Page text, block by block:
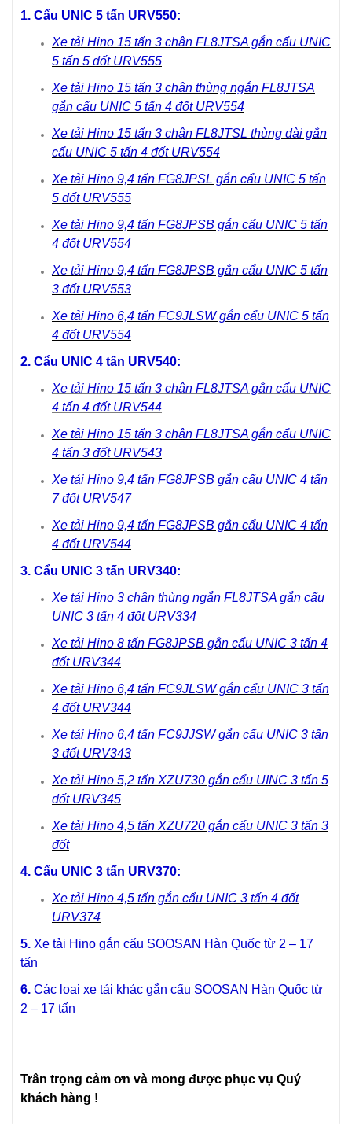
1. Cẩu UNIC 5 tấn URV550:
Xe tải Hino 15 tấn 3 chân FL8JTSA gắn cẩu UNIC
5 tấn 5 đốt URV555
Xe tải Hino 15 tấn 3 chân thùng ngắn FL8JTSA
gắn cẩu UNIC 5 tấn 4 đốt URV554
Xe tải Hino 15 tấn 3 chân FL8JTSL thùng dài gắn
cẩu UNIC 5 tấn 4 đốt URV554
Xe tải Hino 9,4 tấn FG8JPSL gắn cẩu UNIC 5 tấn
5 đốt URV555
Xe tải Hino 9,4 tấn FG8JPSB gắn cẩu UNIC 5 tấn
4 đốt URV554
Xe tải Hino 9,4 tấn FG8JPSB gắn cẩu UNIC 5 tấn
3 đốt URV553
Xe tải Hino 6,4 tấn FC9JLSW gắn cẩu UNIC 5 tấn
4 đốt URV554
2. Cẩu UNIC 4 tấn URV540:
Xe tải Hino 15 tấn 3 chân FL8JTSA gắn cẩu UNIC
4 tấn 4 đốt URV544
Xe tải Hino 15 tấn 3 chân FL8JTSA gắn cẩu UNIC
4 tấn 3 đốt URV543
Xe tải Hino 9,4 tấn FG8JPSB gắn cẩu UNIC 4 tấn
7 đốt URV547
Xe tải Hino 9,4 tấn FG8JPSB gắn cẩu UNIC 4 tấn
4 đốt URV544
3. Cẩu UNIC 3 tấn URV340:
Xe tải Hino 3 chân thùng ngắn FL8JTSA gắn cẩu
UNIC 3 tấn 4 đốt URV334
Xe tải Hino 8 tấn FG8JPSB gắn cẩu UNIC 3 tấn 4
đốt URV344
Xe tải Hino 6,4 tấn FC9JLSW gắn cẩu UNIC 3 tấn
4 đốt URV344
Xe tải Hino 6,4 tấn FC9JJSW gắn cẩu UNIC 3 tấn
3 đốt URV343
Xe tải Hino 5,2 tấn XZU730 gắn cẩu UINC 3 tấn 5
đốt URV345
Xe tải Hino 4,5 tấn XZU720 gắn cẩu UNIC 3 tấn 3
đốt
4. Cẩu UNIC 3 tấn URV370:
Xe tải Hino 4,5 tấn gắn cẩu UNIC 3 tấn 4 đốt
URV374
5. Xe tải Hino gắn cẩu SOOSAN Hàn Quốc từ 2 – 17
tấn
6. Các loại xe tải khác gắn cẩu SOOSAN Hàn Quốc từ
2 – 17 tấn
Trân trọng cảm ơn và mong được phục vụ Quý
khách hàng !